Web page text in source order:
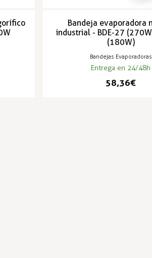
Bandeja evaporadora
industrial - BDE-27
(180W)
Bandejas Evaporadoras
Entrega en 24/48h
58,36 €